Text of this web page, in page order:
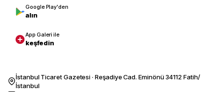
Google Play'den
alın
App Galeri ile
keşfedin
İstanbul Ticaret Gazetesi · Reşadiye Cad. Eminönü 34112 Fatih/
İstanbul